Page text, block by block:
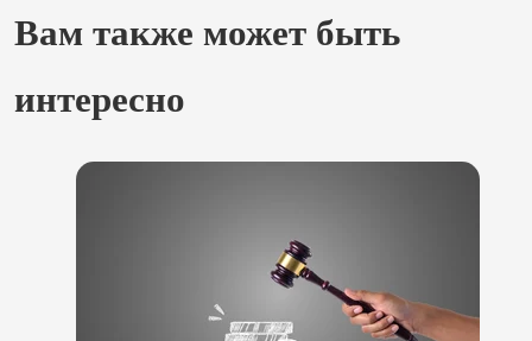
Вам также может быть
интересно